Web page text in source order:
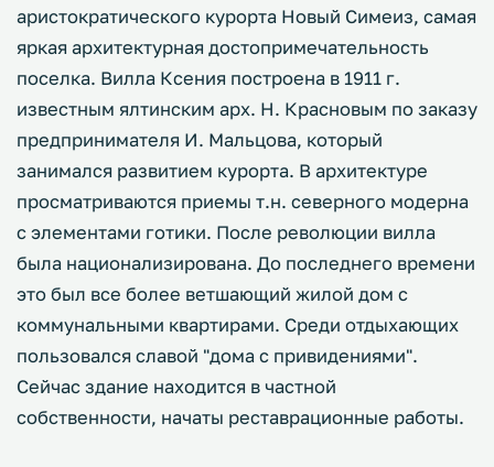
аристократического курорта Новый Симеиз, самая
яркая архитектурная достопримечательность
поселка. Вилла Ксения построена в 1911 г.
известным ялтинским арх. Н. Красновым по заказу
предпринимателя И. Мальцова, который
занимался развитием курорта. В архитектуре
просматриваются приемы т.н. северного модерна
с элементами готики. После революции вилла
была национализирована. До последнего времени
это был все более ветшающий жилой дом с
коммунальными квартирами. Среди отдыхающих
пользовался славой "дома с привидениями".
Сейчас здание находится в частной
собственности, начаты реставрационные работы.